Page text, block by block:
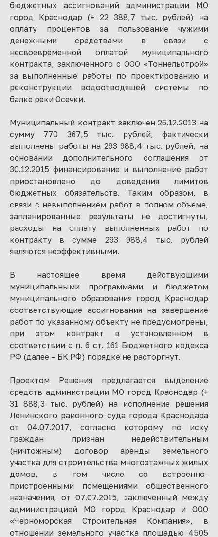
бюджетных ассигнований администрации МО
город Краснодар (+ 22 388,7 тыс. рублей) на
оплату процентов за пользование чужими
денежными средствами в связи с
несвоевременной оплатой муниципального
контракта, заключенного с ООО «Тоннельстрой»
за выполненные работы по проектированию и
реконструкции водоотводящей системы по
балке реки Осечки.
Муниципальный контракт заключен 26.12.2013 на
сумму 770 367,5 тыс. рублей, фактически
выполнены работы на 293 988,4 тыс. рублей, на
основании дополнительного соглашения от
30.12.2015 финансирование и выполнение работ
приостановлено до доведения лимитов
бюджетных обязательств. Таким образом, в
связи с невыполнением работ в полном объёме,
запланированные результаты не достигнуты,
расходы на оплату выполненных работ по
контракту в сумме 293 988,4 тыс. рублей
являются неэффективными.
В настоящее время действующими
муниципальными программами и бюджетом
муниципального образования город Краснодар
соответствующие ассигнования на завершение
работ по указанному объекту не предусмотрены,
при этом контракт в установленном в
соответствии с п. 6 ст. 161 Бюджетного кодекса
РФ (далее – БК РФ) порядке не расторгнут.
Проектом Решения предлагается выделение
средств администрации МО город Краснодар (+
31 888,3 тыс. рублей) на исполнение решения
Ленинского районного суда города Краснодара
от 04.07.2017, согласно которому по иску
граждан признан недействительным
(ничтожным) договор аренды земельного
участка для строительства многоэтажных жилых
домов, в том числе со встроенно-
пристроенными помещениями общественного
назначения, от 07.07.2015, заключенный между
администрацией МО город Краснодар и ООО
«Черноморская Строительная Компания», в
отношении земельного участка площадью 4505